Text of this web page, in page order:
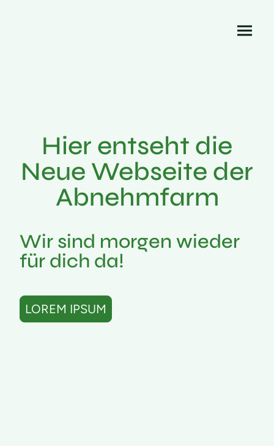
Hier entseht die
Neue Webseite der
Abnehmfarm
Wir sind morgen wieder
für dich da!
LOREM IPSUM